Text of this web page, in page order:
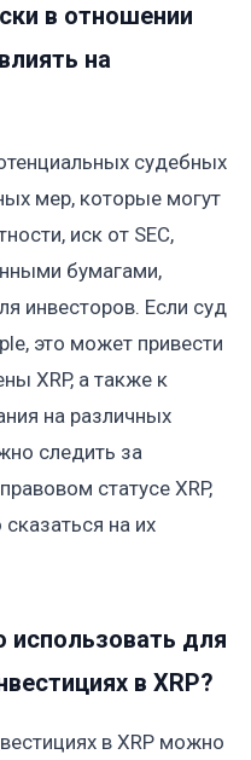
в отношении
на
судебных
мер, которые могут
иск от SEC,
бумагами,
инвесторов. Если суд
это может привести
XRP, а также к
на различных
следить за
статусе XRP,
на их
использовать для
в XRP?
в XRP можно